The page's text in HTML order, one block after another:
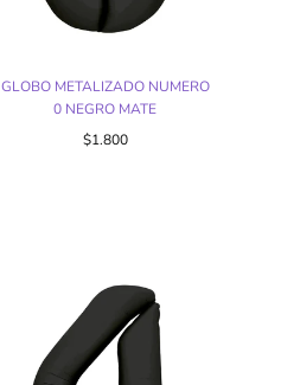
GLOBO METALIZADO NUMERO
0 NEGRO MATE
$1.800